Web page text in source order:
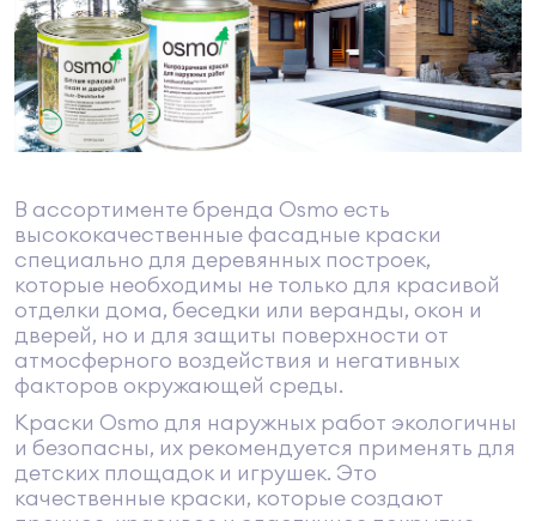
В ассортименте бренда Osmo есть
высококачественные фасадные краски
специально для деревянных построек,
которые необходимы не только для красивой
отделки дома, беседки или веранды, окон и
дверей, но и для защиты поверхности от
атмосферного воздействия и негативных
факторов окружающей среды.
Краски Osmo для наружных работ экологичны
и безопасны, их рекомендуется применять для
детских площадок и игрушек. Это
качественные краски, которые создают